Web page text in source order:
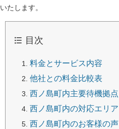
いたします。
目次
料金とサービス内容
他社との料金比較表
西ノ島町内主要待機拠点
西ノ島町内の対応エリア
西ノ島町内のお客様の声